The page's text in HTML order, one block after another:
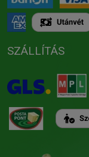
SZÁLLÍTÁS